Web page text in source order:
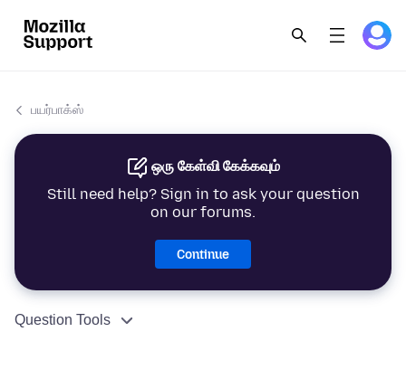
பயர்பாக்ஸ்
ஒரு கேள்வி கேக்கவும்
Still need help? Sign in to ask your question
on our forums.
Continue
Question Tools